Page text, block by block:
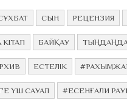
СЫН РЕЦЕНЗИЯ
БАЙҚАУ
ЕСТЕЛІК #РАХЫМЖАН
ҮШ САУАЛ #ЕСЕНҒАЛИ